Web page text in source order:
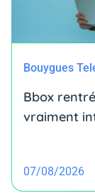
Bouygues
Bbox
vraiment
07/08/2026